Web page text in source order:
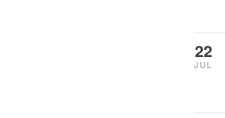
22
JUL